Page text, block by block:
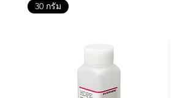
30 กรัม